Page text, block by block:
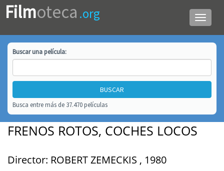
Menú
de
Filmoteca .org
Buscar unapelícula:
Busca entre más de 37.470 películas
FRENOS ROTOS, COCHES LOCOS
Director: ROBERT ZEMECKIS , 1980